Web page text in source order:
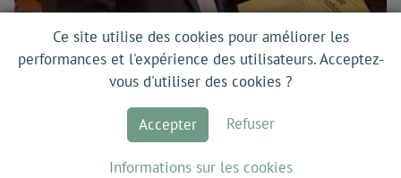
Marcelo Rebelo de Sousa
Ce site utilise des cookies pour améliorer les
performances et l'expérience des utilisateurs. Acceptez-
vous d'utiliser des cookies ?
Accepter Refuser
Informations sur les cookies